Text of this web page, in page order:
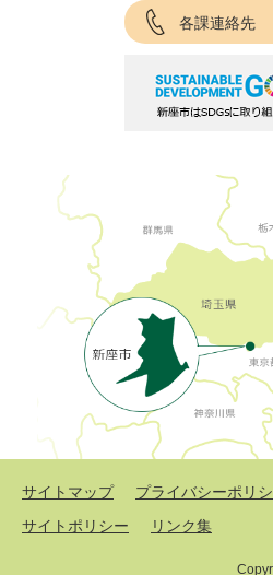
各課連絡先
サイトマップ プライバシーポリ
サイトポリシー
リンク集